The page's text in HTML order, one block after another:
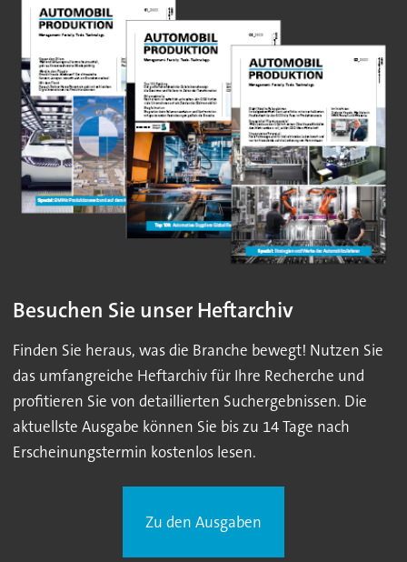
Besuchen Sie unser Heftarchiv
Finden Sie heraus, was die Branche bewegt! Nutzen Sie
das umfangreiche Heftarchiv für Ihre Recherche und
profitieren Sie von detaillierten Suchergebnissen. Die
aktuellste Ausgabe können Sie bis zu 14 Tage nach
Erscheinungstermin kostenlos lesen.
Zu den Ausgaben